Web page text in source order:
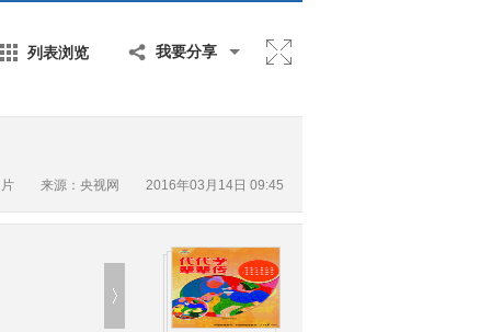
列表浏览 我要分享
来源：央视网 2016年03月14日 09:45